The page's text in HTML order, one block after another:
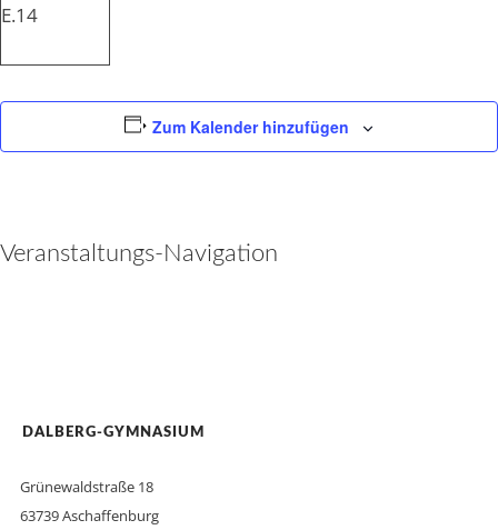
E.14
Zum Kalender hinzufügen
Veranstaltungs-Navigation
DALBERG-GYMNASIUM
Grünewaldstraße 18
63739 Aschaffenburg